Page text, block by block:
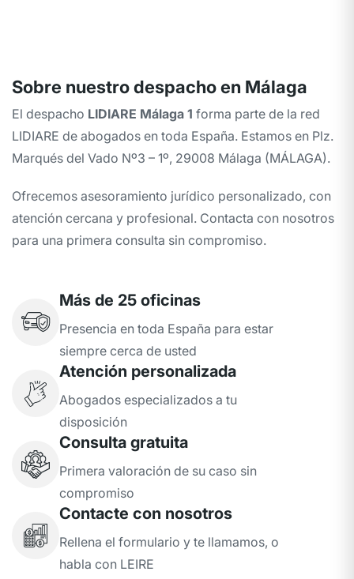
Sobre nuestro despacho en Málaga
El despacho LIDIARE Málaga 1 forma parte de la red
LIDIARE de abogados en toda España. Estamos en Plz.
Marqués del Vado Nº3 – 1º, 29008 Málaga (MÁLAGA).
Ofrecemos asesoramiento jurídico personalizado, con
atención cercana y profesional. Contacta con nosotros
para una primera consulta sin compromiso.
Más de 25 oficinas
Presencia en toda España para estar
siempre cerca de usted
Atención personalizada
Abogados especializados a tu
disposición
Consulta gratuita
Primera valoración de su caso sin
compromiso
Contacte con nosotros
Rellena el formulario y te llamamos, o
habla con LEIRE